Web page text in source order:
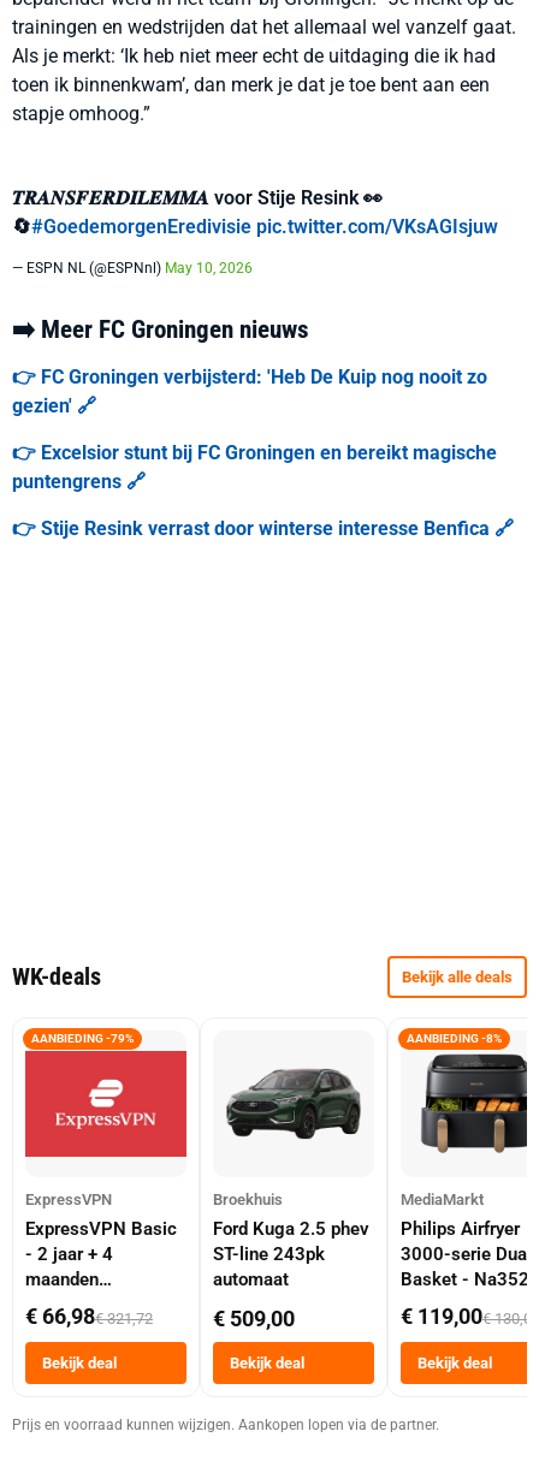
trainingen en wedstrijden dat het allemaal wel vanzelf gaat.
Als je merkt: ‘Ik heb niet meer echt de uitdaging die ik had
toen ik binnenkwam’, dan merk je dat je toe bent aan een
stapje omhoog.”
𝑻𝑹𝑨𝑵𝑺𝑭𝑬𝑹𝑫𝑰𝑳𝑬𝑴𝑴𝑨 voor Stije Resink 👀
🔄#GoedemorgenEredivisie pic.twitter.com/VKsAGIsjuw
— ESPN NL (@ESPNnl) May 10, 2026
➡️ Meer FC Groningen nieuws
👉 FC Groningen verbijsterd: 'Heb De Kuip nog nooit zo
gezien' 🔗
👉 Excelsior stunt bij FC Groningen en bereikt magische
puntengrens 🔗
👉 Stije Resink verrast door winterse interesse Benfica 🔗
WK-deals Bekijk alle deals
AANBIEDING -79%
ExpressVPN
ExpressVPN Basic
- 2 jaar + 4
maanden
abonnement
€ 66,98€ 321,72
Bekijk deal
Broekhuis
Ford Kuga 2.5 phev
ST-line 243pk
automaat
€ 509,00
Bekijk deal
AANBIEDING -8%
MediaMarkt
Philips Airfryer
3000-serie Dual
Basket -
Dubbele Mand 9
Tot 6 Personen
Heteluchtfriteuse
Zwart
€ 119,00€ 130,00
Bekijk deal
Prijs en voorraad kunnen wijzigen. Aankopen lopen via de partner.